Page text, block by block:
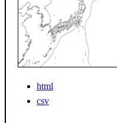
html
csv